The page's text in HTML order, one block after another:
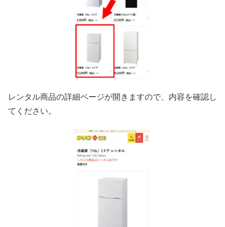
レンタル商品の詳細ページが開きますので、内容を確認し
てください。